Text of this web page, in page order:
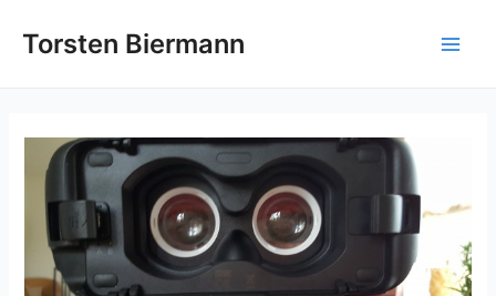
InhaltTorsten Biermann